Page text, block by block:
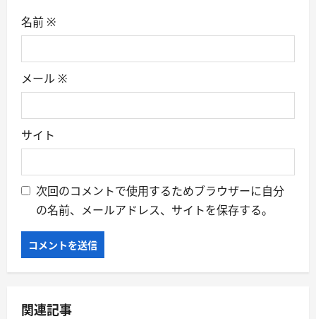
名前 ※
メール ※
サイト
次回のコメントで使用するためブラウザーに自分
の名前、メールアドレス、サイトを保存する。
関連記事